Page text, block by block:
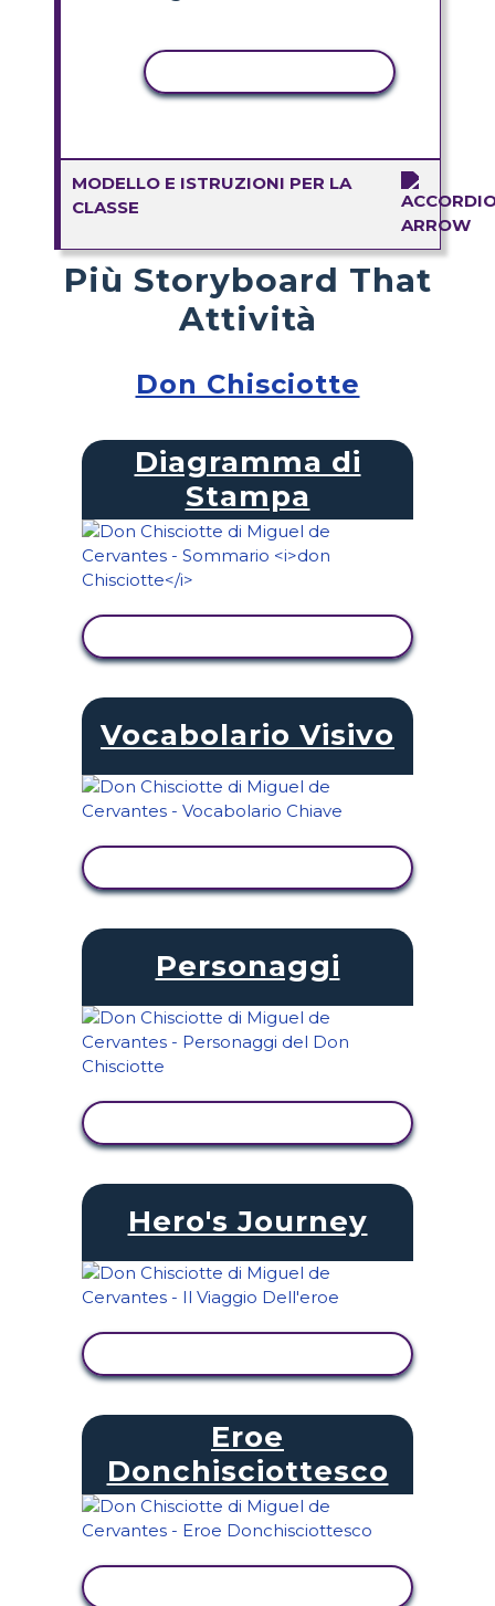
MODELLO E ISTRUZIONI PER LA
CLASSE
Più Storyboard That
Attività
Don Chisciotte
Diagramma di
Stampa
Vocabolario Visivo
Personaggi
Hero's Journey
Eroe
Donchisciottesco